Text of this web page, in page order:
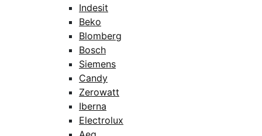
Indesit
Beko
Blomberg
Bosch
Siemens
Candy
Zerowatt
Iberna
Electrolux